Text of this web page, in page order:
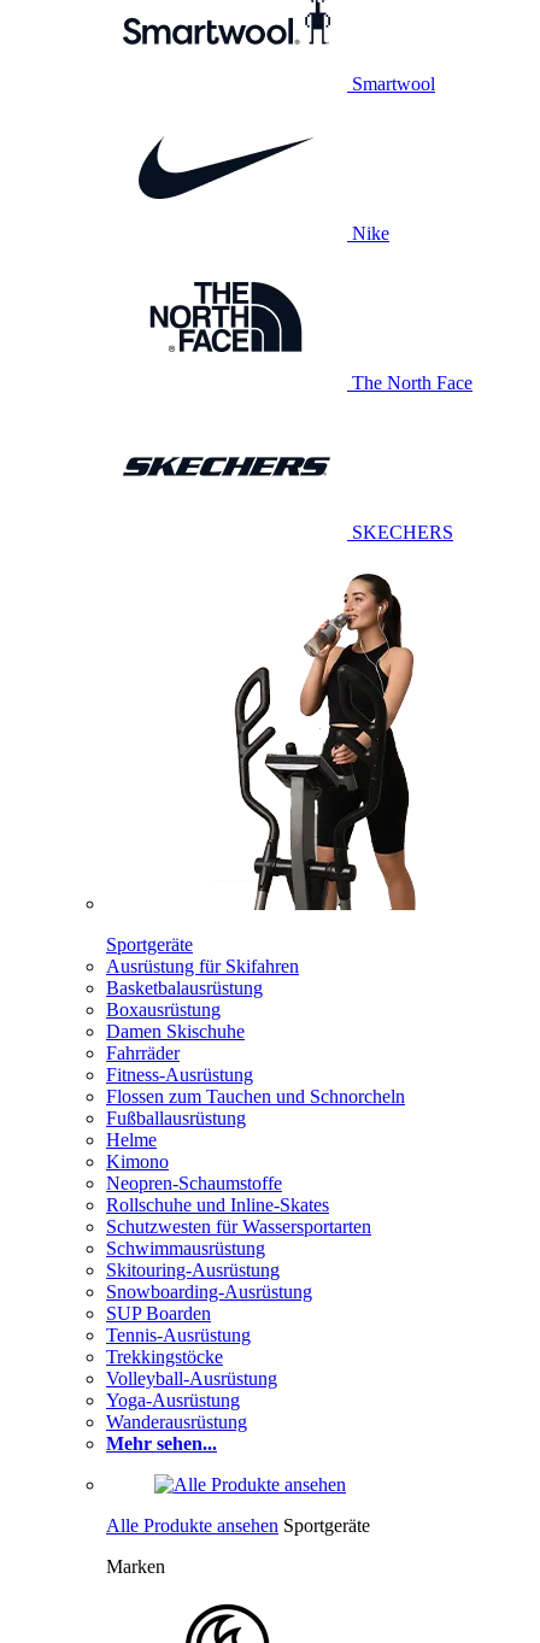
Smartwool
Nike
The North Face
SKECHERS
Sportgeräte
Ausrüstung für Skifahren
Basketbalausrüstung
Boxausrüstung
Damen Skischuhe
Fahrräder
Fitness-Ausrüstung
Flossen zum Tauchen und Schnorcheln
Fußballausrüstung
Helme
Kimono
Neopren-Schaumstoffe
Rollschuhe und Inline-Skates
Schutzwesten für Wassersportarten
Schwimmausrüstung
Skitouring-Ausrüstung
Snowboarding-Ausrüstung
SUP Boarden
Tennis-Ausrüstung
Trekkingstöcke
Volleyball-Ausrüstung
Yoga-Ausrüstung
Wanderausrüstung
Mehr sehen...
Alle Produkte ansehen Sportgeräte
Marken